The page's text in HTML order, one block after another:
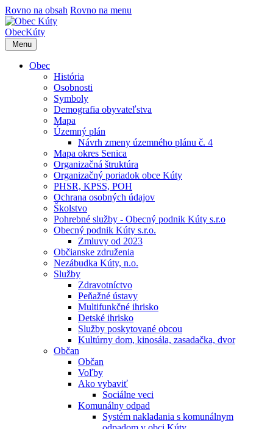
Rovno na obsah Rovno na menu
ObecKúty
Menu
Obec
História
Osobnosti
Symboly
Demografia obyvateľstva
Mapa
Územný plán
Návrh zmeny územného plánu č. 4
Mapa okres Senica
Organizačná štruktúra
Organizačný poriadok obce Kúty
PHSR, KPSS, POH
Ochrana osobných údajov
Školstvo
Pohrebné služby - Obecný podnik Kúty s.r.o
Obecný podnik Kúty s.r.o.
Zmluvy od 2023
Občianske združenia
Nezábudka Kúty, n.o.
Služby
Zdravotníctvo
Peňažné ústavy
Multifunkčné ihrisko
Detské ihrisko
Služby poskytované obcou
Kultúrny dom, kinosála, zasadačka, dvor
Občan
Občan
Voľby
Ako vybaviť
Sociálne veci
Komunálny odpad
Systém nakladania s komunálnym